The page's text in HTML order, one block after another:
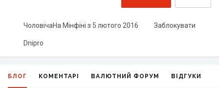
Чоловіча
Dnipro
На Мінфіні з 5 лютого 2016 Заблокувати
БЛОГ КОМЕНТАРІ ВАЛЮТНИЙ ФОРУМ ВІДГУКИ